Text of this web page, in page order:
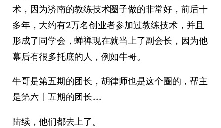
术，因为济南的教练技术圈子做的非常好，前后十
多年，大约有2万名创业者参加过教练技术，并且
形成了同学会，蝉禅现在就当上了副会长，因为他
幕后有很多托底的人，例如牛哥。
牛哥是第五期的团长，胡律师也是这个圈的，帮主
是第六十五期的团长……
陆续，他们都去上了。